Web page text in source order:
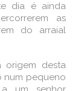
dia é ainda
as
do arraial
desta
num pequeno